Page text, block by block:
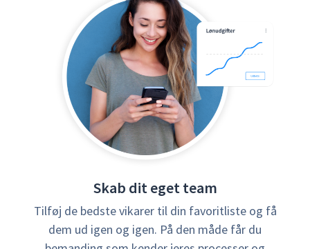
Skab dit eget team
Tilføj de bedste vikarer til din favoritliste og få
dem ud igen og igen. På den måde får du